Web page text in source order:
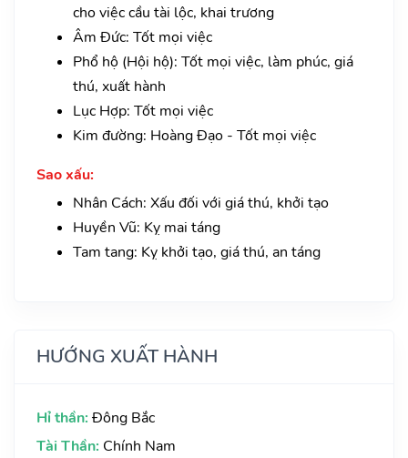
cho việc cầu tài lộc, khai trương
Âm Đức: Tốt mọi việc
Phổ hộ (Hội hộ): Tốt mọi việc, làm phúc, giá
thú, xuất hành
Lục Hợp: Tốt mọi việc
Kim đường: Hoàng Đạo - Tốt mọi việc
Sao xấu:
Nhân Cách: Xấu đối với giá thú, khởi tạo
Huyền Vũ: Kỵ mai táng
Tam tang: Kỵ khởi tạo, giá thú, an táng
HƯỚNG XUẤT HÀNH
Hỉ thần: Đông Bắc
Tài Thần: Chính Nam